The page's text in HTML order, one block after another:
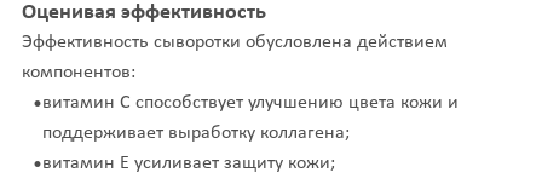
Оценивая эффективность
Эффективность сыворотки обусловлена действием
компонентов:
витамин C способствует улучшению цвета кожи и
поддерживает выработку коллагена;
витамин E усиливает защиту кожи;